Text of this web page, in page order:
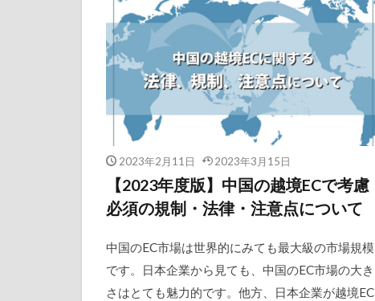
2023年2月11日 2023年3月15日
【2023年度版】中国の越境ECで考慮
必須の規制・法律・注意点について
中国のEC市場は世界的にみても最大級の市場規模
です。日本企業から見ても、中国のEC市場の大き
さはとても魅力的です。他方、日本企業が越境EC